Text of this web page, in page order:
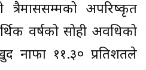
त्रैमाससम्मको अपरिष्कृत
वर्षको सोही अवधिको
नाफा ११.३० प्रतिशतले